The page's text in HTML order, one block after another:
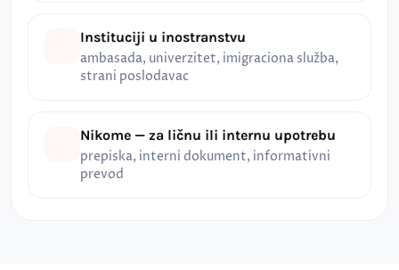
Instituciji u inostranstvu
ambasada, univerzitet, imigraciona služba,
strani poslodavac
Nikome — za ličnu ili internu upotrebu
prepiska, interni dokument, informativni
prevod